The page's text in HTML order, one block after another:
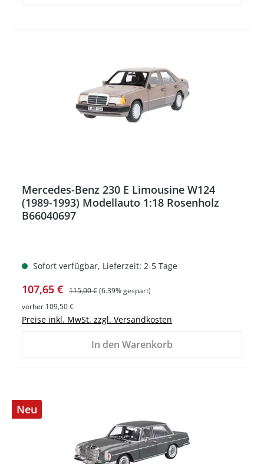
Mercedes-Benz 230 E Limousine W124
(1989-1993) Modellauto 1:18 Rosenholz
B66040697
Sofort verfügbar, Lieferzeit: 2-5 Tage
Verkaufspreis:
107,65 € Regulärer Preis:
115,00 €(6.39% gespart)
vorher 109,50 €
Preise inkl. MwSt. zzgl. Versandkosten
In den Warenkorb
Neu